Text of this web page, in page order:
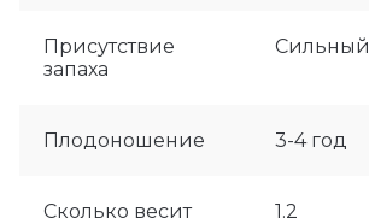
Присутствие
запаха
Сильный
Плодоношение 3-4 год
Сколько весит
1.2